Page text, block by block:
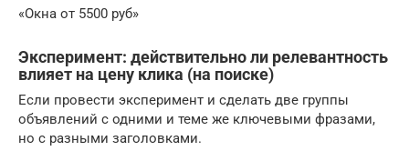
«Окна от 5500 руб»
Эксперимент: действительно ли релевантность
влияет на цену клика (на поиске)
Если провести эксперимент и сделать две группы
объявлений с одними и теме же ключевыми фразами,
но с разными заголовками.